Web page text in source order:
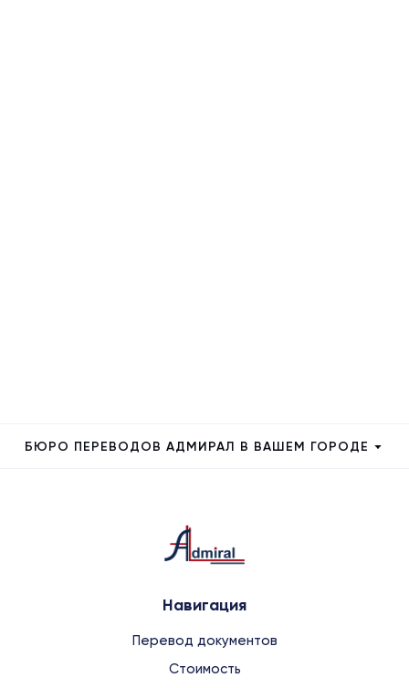
БЮРО ПЕРЕВОДОВ АДМИРАЛ В ВАШЕМ ГОРОДЕ
Навигация
Перевод документов
Стоимость